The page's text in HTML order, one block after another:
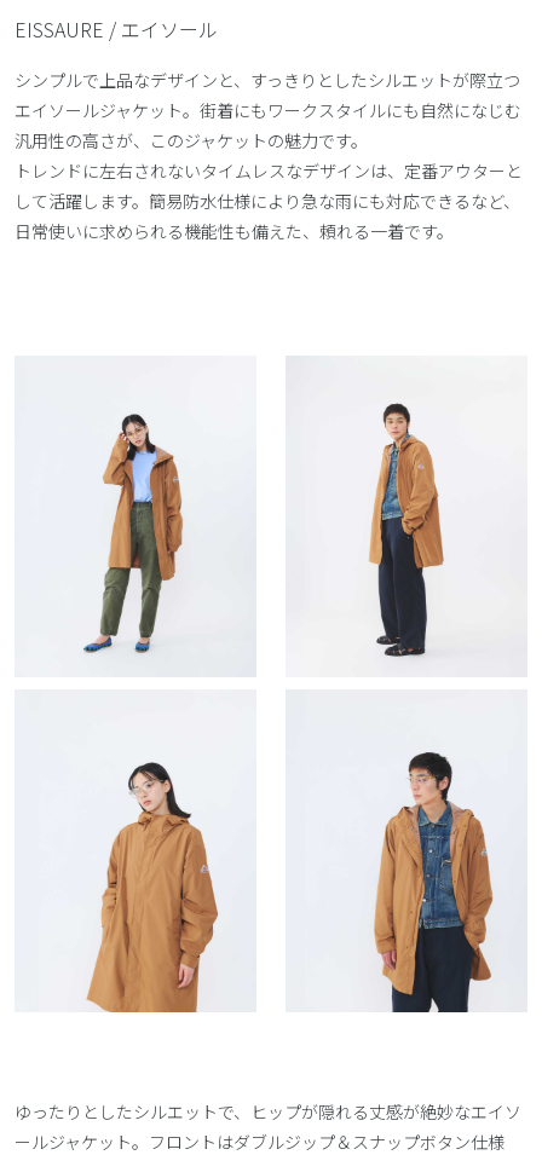
EISSAURE / エイソール
シンプルで上品なデザインと、すっきりとしたシルエットが際立つ
エイソールジャケット。街着にもワークスタイルにも自然になじむ
汎用性の高さが、このジャケットの魅力です。
トレンドに左右されないタイムレスなデザインは、定番アウターと
して活躍します。簡易防水仕様により急な雨にも対応できるなど、
日常使いに求められる機能性も備えた、頼れる一着です。
ゆったりとしたシルエットで、ヒップが隠れる丈感が絶妙なエイソ
ールジャケット。フロントはダブルジップ＆スナップボタン仕様